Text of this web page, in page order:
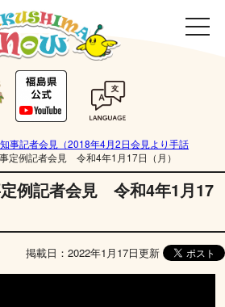
知事記者会見（2018年4月2日会見より手話
事定例記者会見 令和4年1月17日（月）
定例記者会見 令和4年1月17
掲載日：2022年1月17日更新